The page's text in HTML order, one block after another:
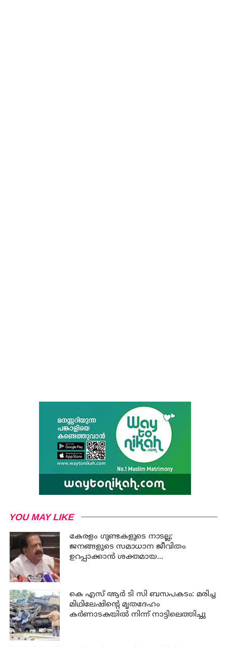
YOU MAY LIKE
കേരളം ഗുണ്ടകളുടെ നാടല്ല;
ജനങ്ങളുടെ സമാധാന ജീവിതം
ഉറപ്പാക്കാന്‍ ശക്തമായ
കെ എസ് ആര്‍ ടി സി ബസപകടം: മരിച്ച
മിഥിലേഷിന്റെ മൃതദേഹം
കര്‍ണാടകയില്‍ നിന്ന് നാട്ടിലെത്തിച്ചു